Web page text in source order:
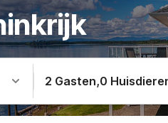
2 Gasten,0